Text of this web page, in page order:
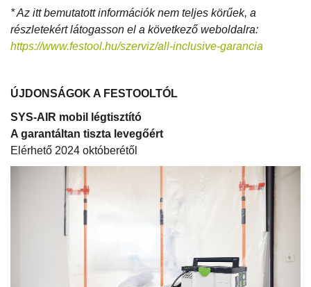
* Az itt bemutatott információk nem teljes körűek, a
részletekért látogasson el a következő weboldalra:
https://www.festool.hu/szerviz/all-inclusive-garancia
ÚJDONSÁGOK A FESTOOLTÓL
SYS-AIR mobil légtisztító
A garantáltan tiszta levegőért
Elérhető 2024 októberétől